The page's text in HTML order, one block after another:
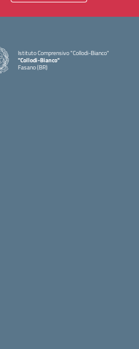
Istituto Comprensivo "Collodi-Bianco"
"Collodi-Bianco"
Fasano (BR)